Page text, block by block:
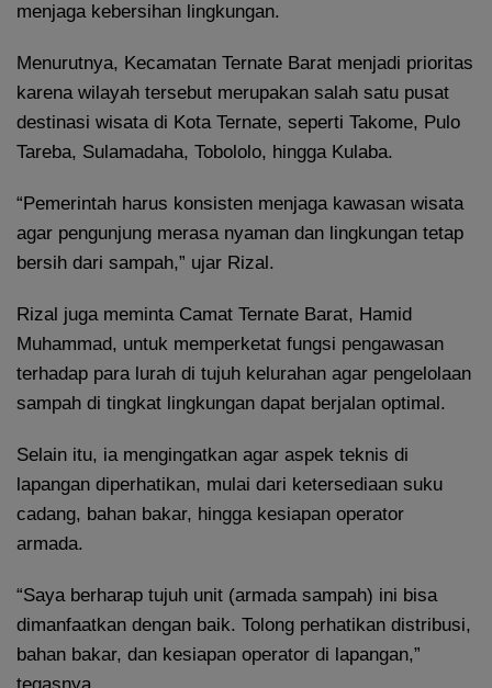
menjaga kebersihan lingkungan.
Menurutnya, Kecamatan Ternate Barat menjadi prioritas
karena wilayah tersebut merupakan salah satu pusat
destinasi wisata di Kota Ternate, seperti Takome, Pulo
Tareba, Sulamadaha, Tobololo, hingga Kulaba.
“Pemerintah harus konsisten menjaga kawasan wisata
agar pengunjung merasa nyaman dan lingkungan tetap
bersih dari sampah,” ujar Rizal.
Rizal juga meminta Camat Ternate Barat, Hamid
Muhammad, untuk memperketat fungsi pengawasan
terhadap para lurah di tujuh kelurahan agar pengelolaan
sampah di tingkat lingkungan dapat berjalan optimal.
Selain itu, ia mengingatkan agar aspek teknis di
lapangan diperhatikan, mulai dari ketersediaan suku
cadang, bahan bakar, hingga kesiapan operator
armada.
“Saya berharap tujuh unit (armada sampah) ini bisa
dimanfaatkan dengan baik. Tolong perhatikan distribusi,
bahan bakar, dan kesiapan operator di lapangan,”